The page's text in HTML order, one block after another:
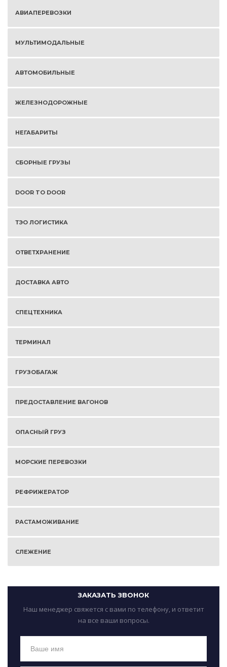
АВИАПЕРЕВОЗКИ
МУЛЬТИМОДАЛЬНЫЕ
АВТОМОБИЛЬНЫЕ
ЖЕЛЕЗНОДОРОЖНЫЕ
НЕГАБАРИТЫ
СБОРНЫЕ ГРУЗЫ
DOOR TO DOOR
ТЭО ЛОГИСТИКА
ОТВЕТХРАНЕНИЕ
ДОСТАВКА АВТО
СПЕЦТЕХНИКА
ТЕРМИНАЛ
ГРУЗОБАГАЖ
ПРЕДОСТАВЛЕНИЕ ВАГОНОВ
ОПАСНЫЙ ГРУЗ
МОРСКИЕ ПЕРЕВОЗКИ
РЕФРИЖЕРАТОР
РАСТАМОЖИВАНИЕ
СЛЕЖЕНИЕ
ЗАКАЗАТЬ ЗВОНОК
Наш менеджер свяжется с вами по телефону, и ответит
на все ваши вопросы.